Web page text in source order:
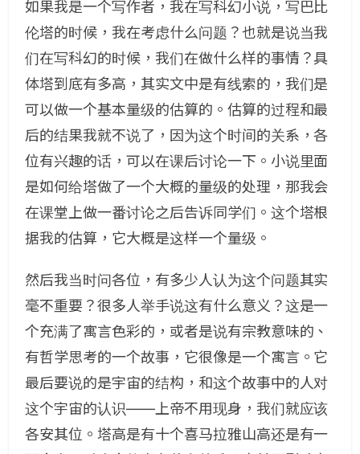
如果我是一个写作者，我在写科幻小说，写巴比
伦塔的时候，我在考虑什么问题？也就是说当我
们在写科幻的时候，我们在做什么样的事情？具
体塔到底有多高，其实文中是有线索的，我们是
可以做一个基本量级的估算的。估算的过程和最
后的结果我就不说了，因为这个时间的关系，各
位有兴趣的话，可以在课后讨论一下。小说里面
是如何给塔做了一个大概的量级的处理，那我会
在课堂上做一番讨论之后告诉同学们。这个塔根
据我的估算，它大概是这样一个量级。
然后我当时问各位，有多少人认为这个问题其实
毫不重要？很多人举手说这有什么意义？这是一
个充满了寓言色彩的，或者是说有宗教意味的、
有哲学思考的一个故事，它很像是一个寓言。它
最后要说的是宇宙的结构，和这个故事中的人对
这个宇宙的认识——上帝不用现身，我们就应该
各安其位。塔高是有十个喜马拉雅山高还是有一